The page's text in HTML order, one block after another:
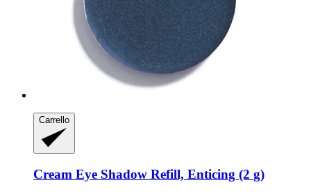
Carrello
Cream Eye Shadow Refill, Enticing (2 g)